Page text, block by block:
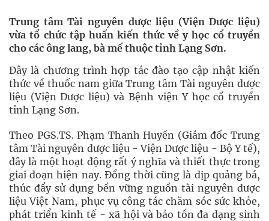
Trung tâm Tài nguyên dược liệu (Viện Dược liệu)
vừa tổ chức tập huấn kiến thức về y học cổ truyền
cho các ông lang, bà mế thuộc tỉnh Lạng Sơn.
Đây là chương trình hợp tác đào tạo cập nhật kiến
thức về thuốc nam giữa Trung tâm Tài nguyên dược
liệu (Viện Dược liệu) và Bệnh viện Y học cổ truyền
tỉnh Lạng Sơn.
Theo PGS.TS. Phạm Thanh Huyền (Giám đốc Trung
tâm Tài nguyên dược liệu - Viện Dược liệu - Bộ Y tế),
đây là một hoạt động rất ý nghĩa và thiết thực trong
giai đoạn hiện nay. Đồng thời cũng là dịp quảng bá,
thúc đẩy sử dụng bền vững nguồn tài nguyên dược
liệu Việt Nam, phục vụ công tác chăm sóc sức khỏe,
phát triển kinh tế - xã hội và bảo tồn đa dạng sinh